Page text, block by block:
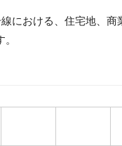
における、住宅地、